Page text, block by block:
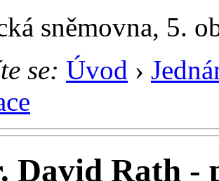
sněmovna, 5.
se: Úvod ›
David Rath -